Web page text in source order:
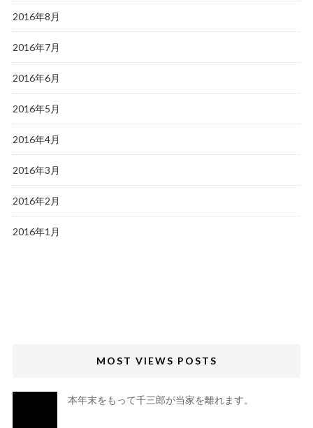
2016年8月
2016年7月
2016年6月
2016年5月
2016年4月
2016年3月
2016年2月
2016年1月
MOST VIEWS POSTS
本年末をもって千三郎が当家を離れます。